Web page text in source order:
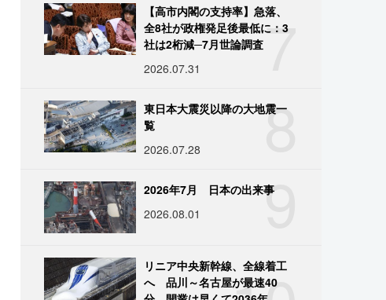
7
【高市内閣の支持率】急落、
全8社が政権発足後最低に：3
社は2桁減─7月世論調査
2026.07.31
8
東日本大震災以降の大地震一
覧
2026.07.28
9
2026年7月 日本の出来事
2026.08.01
リニア中央新幹線、全線着工
へ 品川～名古屋が最速40